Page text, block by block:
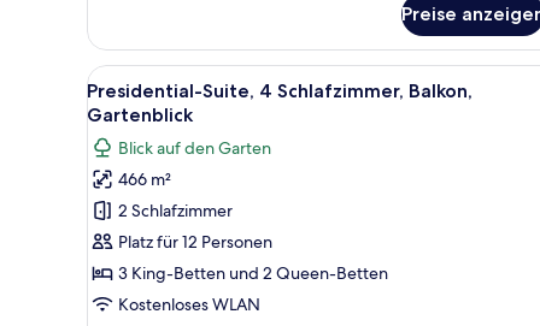
Zimmer,
1 King-
Bett,
Terrasse,
Preise
Alle
Fotos
für
Presidential-
Suite,
4 Schlafzimmer,
Balkon,
Gartenblick
anzeigen
Ein Hotelzimmer mit einem
31
Presidential-Suite, 4 Schlafzimmer, Balkon,
Gartenblick
Blick auf den Garten
466 m²
2 Schlafzimmer
Platz für 12 Personen
3 King-Betten und 2 Queen-Betten
Kostenloses WLAN